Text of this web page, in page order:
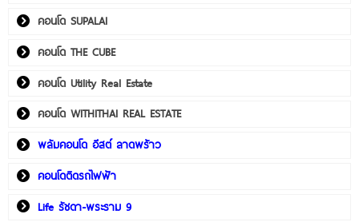
คอนโด SUPALAI
คอนโด THE CUBE
คอนโด Utility Real Estate
คอนโด WITHITHAI REAL ESTATE
พลัมคอนโด อีสต์ ลาดพร้าว
คอนโดติดรถไฟฟ้า
Life รัชดา-พระราม 9